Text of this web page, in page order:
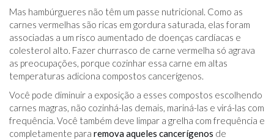
Mas hambúrgueres não têm um passe nutricional. Como as
carnes vermelhas são ricas em gordura saturada, elas foram
associadas a um risco aumentado de doenças cardíacas e
colesterol alto. Fazer churrasco de carne vermelha só agrava
as preocupações, porque cozinhar essa carne em altas
temperaturas adiciona compostos cancerígenos.
Você pode diminuir a exposição a esses compostos escolhendo
carnes magras, não cozinhá-las demais, mariná-las e virá-las com
frequência. Você também deve limpar a grelha com frequência e
completamente para remova aqueles cancerígenos de